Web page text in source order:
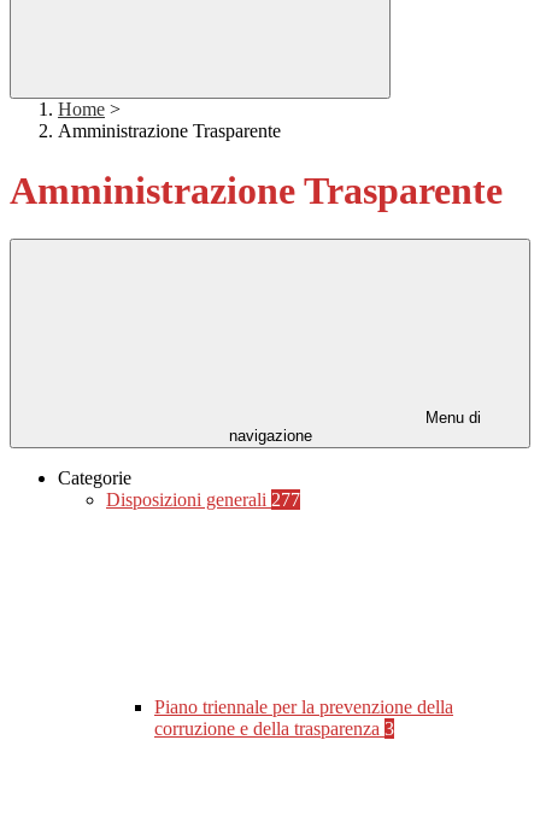
Home >
Amministrazione Trasparente
Amministrazione Trasparente
Menu di
navigazione
Categorie
Disposizioni generali 277
Piano triennale per la prevenzione della
corruzione e della trasparenza 3